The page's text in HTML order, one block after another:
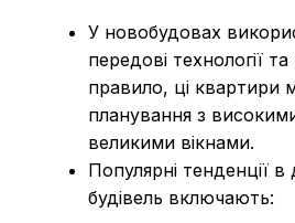
У новобудовах
передові технології
правило, ці квартири
планування з
великими вікнами.
Популярні тенденції в
будівель включають: